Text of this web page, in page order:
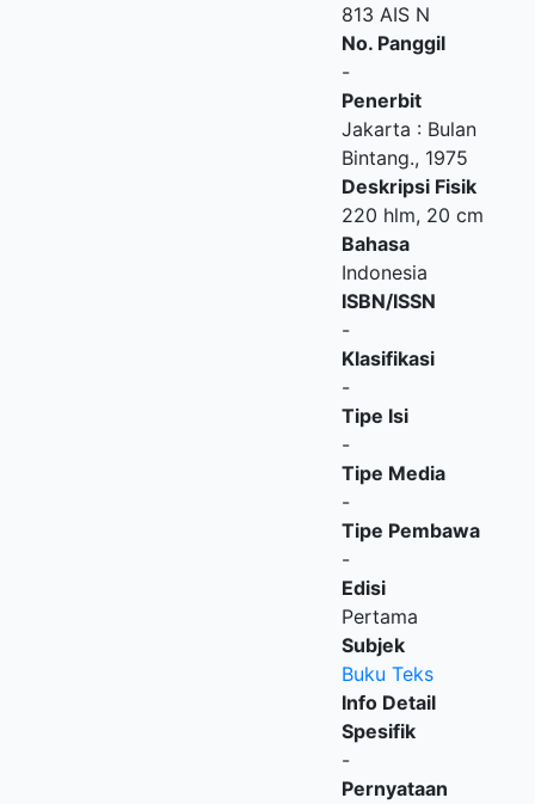
813 AIS N
No. Panggil
-
Penerbit
Jakarta : Bulan
Bintang., 1975
Deskripsi Fisik
220 hlm, 20 cm
Bahasa
Indonesia
ISBN/ISSN
-
Klasifikasi
-
Tipe Isi
-
Tipe Media
-
Tipe Pembawa
-
Edisi
Pertama
Subjek
Buku Teks
Info Detail
Spesifik
-
Pernyataan